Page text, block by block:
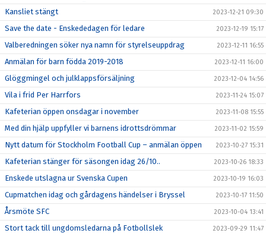
Kansliet stängt 2023-12-21 09:30
Save the date - Enskededagen för ledare 2023-12-19 15:17
Valberedningen söker nya namn för styrelseuppdrag 2023-12-11 16:55
Anmälan för barn födda 2019-2018 2023-12-11 16:00
Glöggmingel och julklappsförsäljning 2023-12-04 14:56
Vila i frid Per Harrfors 2023-11-24 15:07
Kafeterian öppen onsdagar i november 2023-11-08 15:55
Med din hjälp uppfyller vi barnens idrottsdrömmar 2023-11-02 15:59
Nytt datum för Stockholm Football Cup – anmälan öppen 2023-10-27 15:31
Kafeterian stänger för säsongen idag 26/10.. 2023-10-26 18:33
Enskede utslagna ur Svenska Cupen 2023-10-19 16:03
Cupmatchen idag och gårdagens händelser i Bryssel 2023-10-17 11:50
Årsmöte SFC 2023-10-04 13:41
Stort tack till ungdomsledarna på Fotbollslek 2023-09-29 11:47